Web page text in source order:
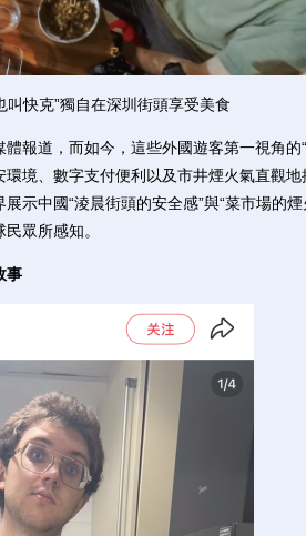
快克”獨自在深圳街頭享受美食
道，而如今，這些外國遊客第一視角的“
境、數字支付便利以及市井煙火氣直觀地
示中國“淩晨街頭的安全感”與“菜市場的煙
眾所感知。
事